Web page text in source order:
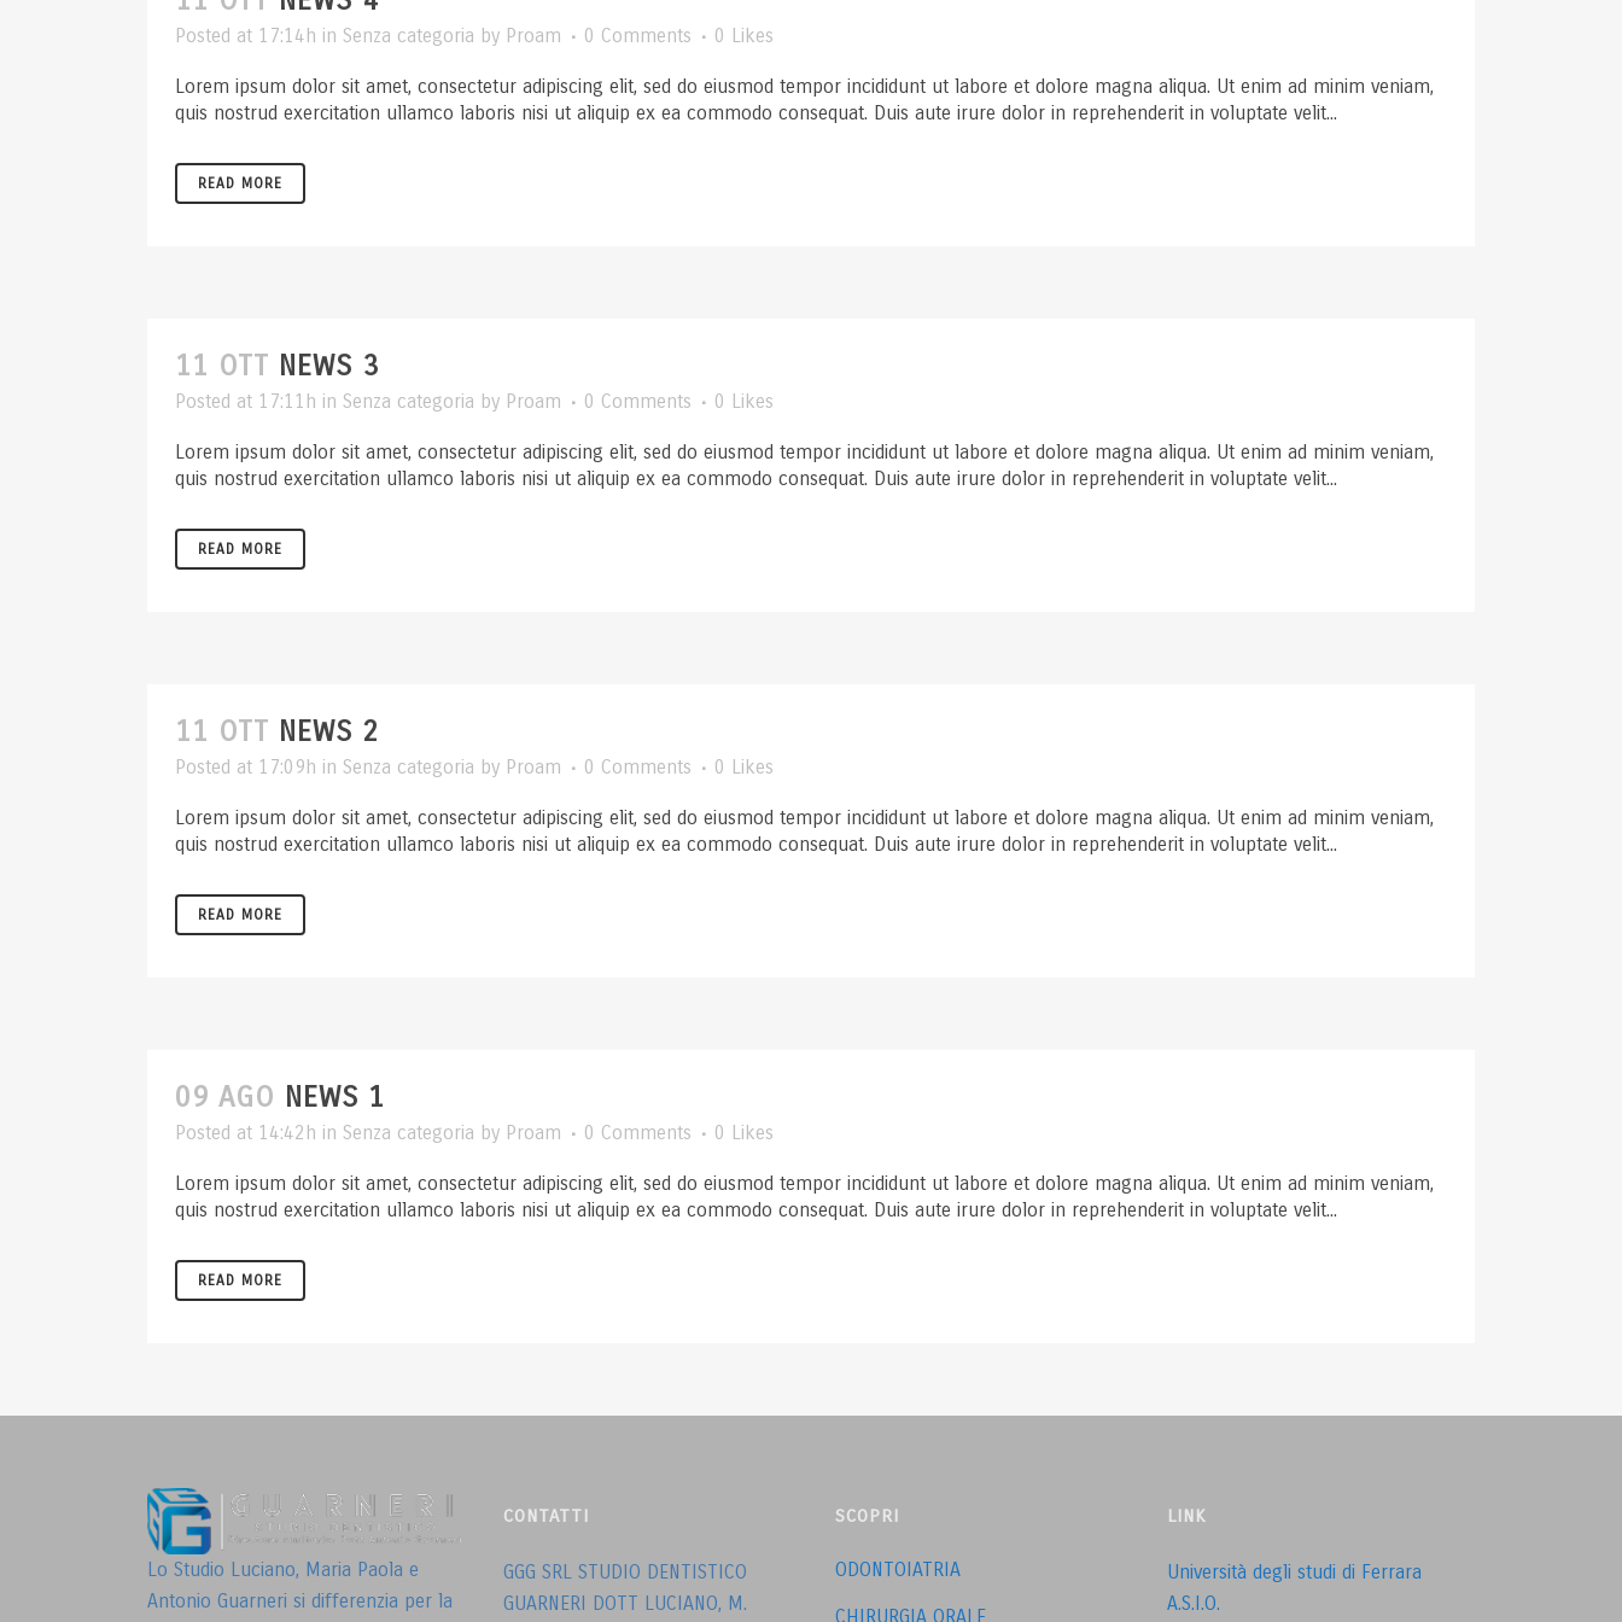
Posted at 17:14h in Senza categoria by Proam 0 Comments 0 Likes
Lorem ipsum dolor sit amet, consectetur adipiscing elit, sed do eiusmod tempor incididunt ut labore et dolore magna aliqua. Ut enim ad minim veniam,
quis nostrud exercitation ullamco laboris nisi ut aliquip ex ea commodo consequat. Duis aute irure dolor in reprehenderit in voluptate velit...
READ MORE
11 OTT NEWS 3
Posted at 17:11h in Senza categoria by Proam 0 Comments 0 Likes
Lorem ipsum dolor sit amet, consectetur adipiscing elit, sed do eiusmod tempor incididunt ut labore et dolore magna aliqua. Ut enim ad minim veniam,
quis nostrud exercitation ullamco laboris nisi ut aliquip ex ea commodo consequat. Duis aute irure dolor in reprehenderit in voluptate velit...
READ MORE
11 OTT NEWS 2
Posted at 17:09h in Senza categoria by Proam 0 Comments 0 Likes
Lorem ipsum dolor sit amet, consectetur adipiscing elit, sed do eiusmod tempor incididunt ut labore et dolore magna aliqua. Ut enim ad minim veniam,
quis nostrud exercitation ullamco laboris nisi ut aliquip ex ea commodo consequat. Duis aute irure dolor in reprehenderit in voluptate velit...
READ MORE
09 AGO NEWS 1
Posted at 14:42h in Senza categoria by Proam 0 Comments 0 Likes
Lorem ipsum dolor sit amet, consectetur adipiscing elit, sed do eiusmod tempor incididunt ut labore et dolore magna aliqua. Ut enim ad minim veniam,
quis nostrud exercitation ullamco laboris nisi ut aliquip ex ea commodo consequat. Duis aute irure dolor in reprehenderit in voluptate velit...
READ MORE
Lo Studio Luciano, Maria Paola e
Antonio Guarneri si differenzia per la
CONTATTI
GGG SRL STUDIO DENTISTICO
GUARNERI DOTT LUCIANO, M.
SCOPRI
ODONTOIATRIA
CHIRURGIA ORALE
LINK
Università degli studi di Ferrara
A.S.I.O.